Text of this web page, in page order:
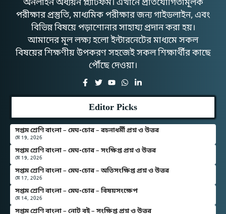
অনলাইন অধ্যয়ন প্ল্যাটফর্ম। এখানে প্রতিযোগিতামূলক
পরীক্ষার প্রস্তুতি, মাধ্যমিক পরীক্ষার জন্য গাইডলাইন, এবং
বিভিন্ন বিষয়ে পড়াশোনার সাহায্য প্রদান করা হয়।
আমাদের মূল লক্ষ্য হলো ইন্টারনেটের মাধ্যমে সকল
বিষয়ের শিক্ষণীয় উপকরণ সহজেই সকল শিক্ষার্থীর কাছে
পৌঁছে দেওয়া।
Editor Picks
সপ্তম শ্রেণি বাংলা – মেঘ-চোর – রচনাধর্মী প্রশ্ন ও উত্তর
মে 19, 2026
সপ্তম শ্রেণি বাংলা – মেঘ-চোর – সংক্ষিপ্ত প্রশ্ন ও উত্তর
মে 19, 2026
সপ্তম শ্রেণি বাংলা – মেঘ-চোর – অতিসংক্ষিপ্ত প্রশ্ন ও উত্তর
মে 17, 2026
সপ্তম শ্রেণি বাংলা – মেঘ-চোর – বিষয়সংক্ষেপ
মে 14, 2026
সপ্তম শ্রেণি বাংলা – নোট বই – সংক্ষিপ্ত প্রশ্ন ও উত্তর